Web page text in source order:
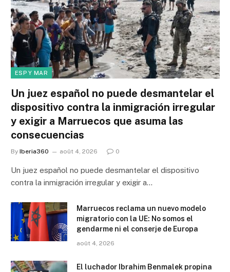
ESP Y MAR
Un juez español no puede desmantelar el
dispositivo contra la inmigración irregular
y exigir a Marruecos que asuma las
consecuencias
By Iberia360 août 4, 2026 0
Un juez español no puede desmantelar el dispositivo
contra la inmigración irregular y exigir a…
Marruecos reclama un nuevo modelo
migratorio con la UE: No somos el
gendarme ni el conserje de Europa
août 4, 2026
El luchador Ibrahim Benmalek propina